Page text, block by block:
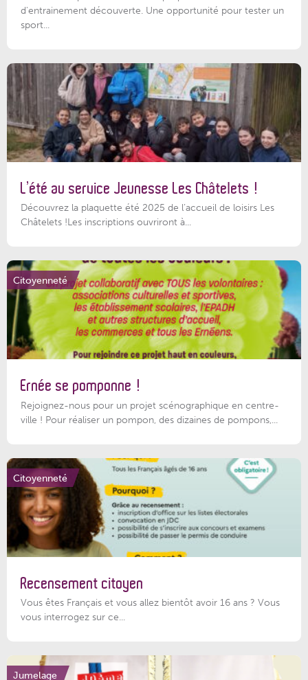
d'entrainement découverte. Une opportunité pour tester un
sport...
L’été au service Jeunesse Les Châtelets !
Découvrez la plaquette été 2025 de l’accueil de loisirs Les
Châtelets !Les inscriptions ouvriront à...
Citoyenneté
Ernée se pomponne !
Rejoignez-nous pour un projet scénographique en centre-
ville ! Pour réaliser un pompon, des dizaines de pompons,...
Citoyenneté
Recensement citoyen
Vous êtes Français et vous allez bientôt avoir 16 ans ? Vous
vous interrogez sur ce...
Jumelage